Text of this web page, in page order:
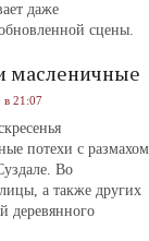
даже
сцены.
масленичные
в 21:07
потехи с размахом
Во
а также других
деревянного